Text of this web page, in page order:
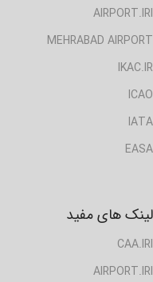
AIRPORT.IRI
MEHRABAD AIRPORT
IKAC.IR
ICAO
IATA
EASA
لینک های مفید
CAA.IRI
AIRPORT.IRI